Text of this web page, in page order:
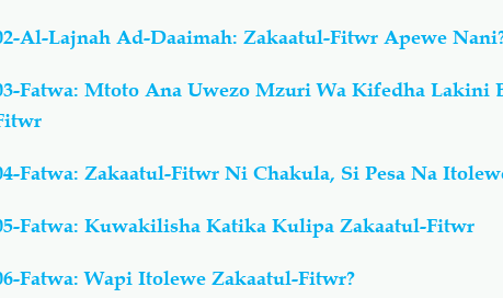
Al-Lajnah Ad-Daaimah: Zakaatul-Fitwr Apewe
Fatwa: Mtoto Ana Uwezo Mzuri Wa Kifedha Lakini
Fatwa: Zakaatul-Fitwr Ni Chakula, Si Pesa Na
Fatwa: Kuwakilisha Katika Kulipa Zakaatul-Fitwr
Fatwa: Wapi Itolewe Zakaatul-Fitwr?